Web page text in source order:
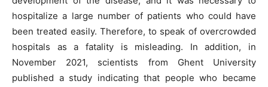
hospitalize a large number of patients who could have
been treated easily. Therefore, to speak of overcrowded
hospitals as a fatality is misleading. In addition, in
November 2021, scientists from Ghent University
published a study indicating that people who became